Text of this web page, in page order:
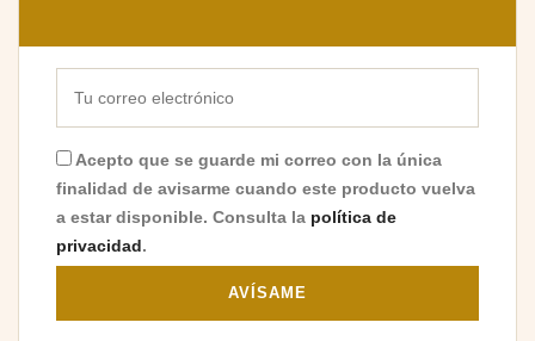
Acepto que se guarde mi correo con la única
finalidad de avisarme cuando este producto vuelva
a estar disponible. Consulta la política de
privacidad.
AVÍSAME